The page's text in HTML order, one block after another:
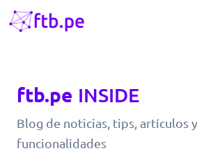
ftb.pe INSIDE
Blog de noticias, tips, artículos
funcionalidades